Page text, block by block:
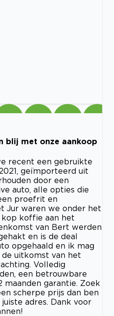
blij met onze aankoop
recent een gebruikte
geïmporteerd uit
door een
auto, alle opties die
proefrit en
Jur waren we onder het
koffie aan het
van Bert werden
en is de deal
opgehaald en ik mag
de uitkomst van het
Volledig
een betrouwbare
maanden garantie. Zoek
scherpe prijs dan ben
adres. Dank voor